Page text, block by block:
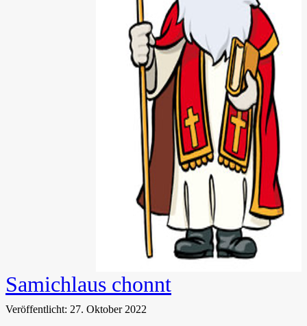
Samichlaus chonnt
Veröffentlicht: 27. Oktober 2022